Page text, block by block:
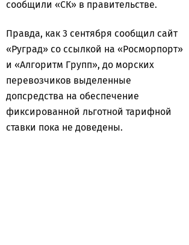
сообщили «СК» в правительстве.
Правда, как 3 сентября сообщил сайт
«Руград» со ссылкой на «Росморпорт»
и «Алгоритм Групп», до морских
перевозчиков выделенные
допсредства на обеспечение
фиксированной льготной тарифной
ставки пока не доведены.